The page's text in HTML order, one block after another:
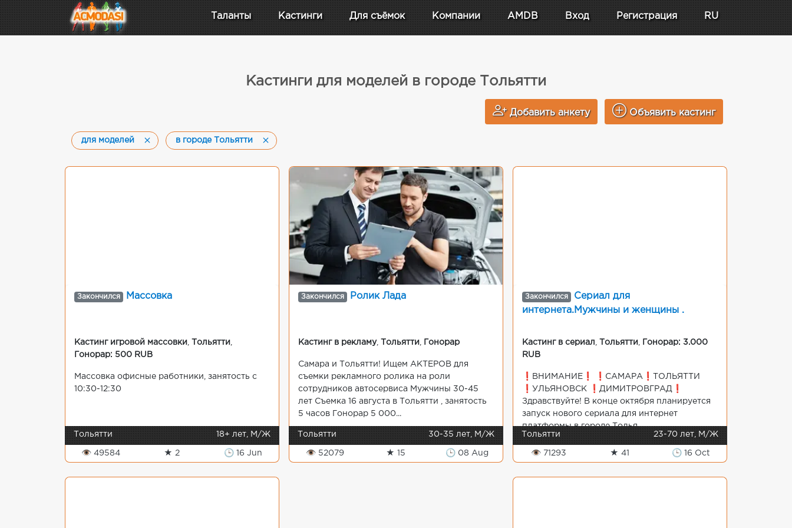
Таланты Кастинги Для съёмок Компании AMDB Вход Регистрация RU
Кастинги для моделей в городе Тольятти
Добавить анкету Объявить кастинг
для моделей в городе Тольятти
Закончился Массовка
Кастинг игровой массовки Тольятти
Гонорар: 500 RUB
Массовка офисные работники, занятость с
10:30-12:30
Тольятти 18+ лет, М/Ж
👁 49584 ★ 2 🕒 16 Jun
Закончился Ролик Лада
Кастинг в рекламу, Тольятти Гонорар
Самара и Тольятти! Ищем АКТЕРОВ для
съемки рекламного ролика на роли
сотрудников автосервиса Мужчины 30-45
лет Съемка 16 августа в Тольятти , занятость
5 часов Гонорар 5 000...
Тольятти 30-35 лет, М/Ж
👁 52079 ★ 15 🕒 08 Aug
Закончился
Сериал для
интернета.Мужчины и женщины .
Кастинг в сериал Тольятти
Гонорар: 3.000
RUB
❗️ВНИМАНИЕ❗️ ❗️САМАРА❗️ТОЛЬЯТТИ
❗️УЛЬЯНОВСК ❗️ДИМИТРОВГРАД❗️
Здравствуйте! В конце октября планируется
запуск нового сериала для интернет
платформы в городе Толья...
Тольятти
23-70 лет, М/Ж
👁 71293 ★ 41 🕒 16 Oct